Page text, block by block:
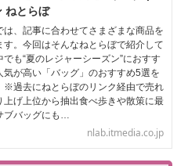
ねとらぼ
、記事に合わせてさまざまな商品を
す。今回はそんなねとらぼで紹介して
でも“夏のレジャーシーズン”におすす
気が高い「バッグ」のおすすめ5選を
※過去にねとらぼのリンク経由で売れ
上げ上位から抽出食べ歩きや散策に最
ブバッグにも…
nlab.itmedia.co.jp